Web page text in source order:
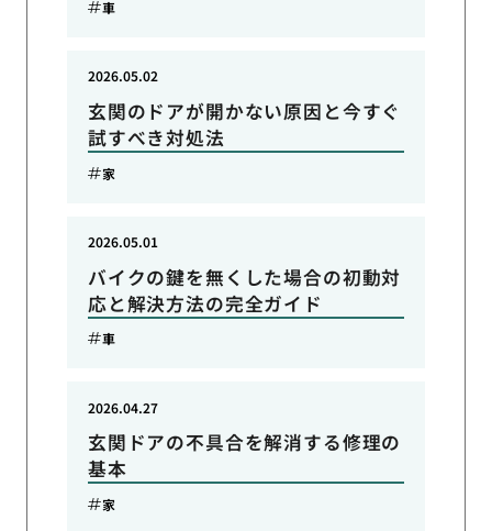
車
玄関のドアが開かない原因と今すぐ
試すべき対処法
2026.05.02
家
バイクの鍵を無くした場合の初動対
応と解決方法の完全ガイド
2026.05.01
車
玄関ドアの不具合を解消する修理の
基本
2026.04.27
家